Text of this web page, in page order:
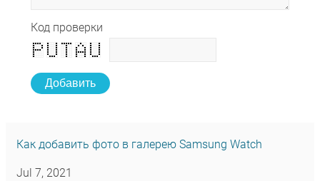
Код проверки
Добавить
Как добавить фото в галерею Samsung Watch
Jul 7, 2021